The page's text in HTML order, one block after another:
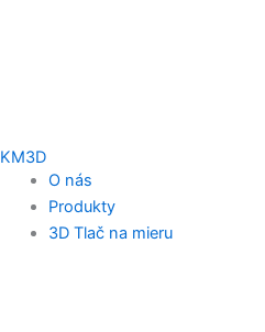
KM3D
O nás
Produkty
3D Tlač na mieru